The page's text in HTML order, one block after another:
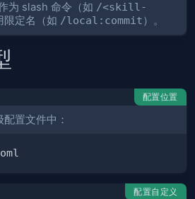
为 slash 命令（如 /<skill-
限定名（如 /local:commit）。
配置位置
置文件中：
配置自定义